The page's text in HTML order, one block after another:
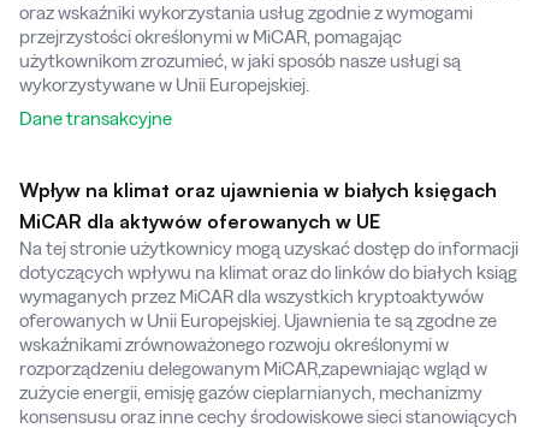
oraz wskaźniki wykorzystania usług zgodnie z wymogami
przejrzystości określonymi w MiCAR, pomagając
użytkownikom zrozumieć, w jaki sposób nasze usługi są
wykorzystywane w Unii Europejskiej.
Dane transakcyjne
Wpływ na klimat oraz ujawnienia w białych księgach
MiCAR dla aktywów oferowanych w UE
Na tej stronie użytkownicy mogą uzyskać dostęp do informacji
dotyczących wpływu na klimat oraz do linków do białych ksiąg
wymaganych przez MiCAR dla wszystkich kryptoaktywów
oferowanych w Unii Europejskiej. Ujawnienia te są zgodne ze
wskaźnikami zrównoważonego rozwoju określonymi w
rozporządzeniu delegowanym MiCAR,zapewniając wgląd w
zużycie energii, emisję gazów cieplarnianych, mechanizmy
konsensusu oraz inne cechy środowiskowe sieci stanowiących